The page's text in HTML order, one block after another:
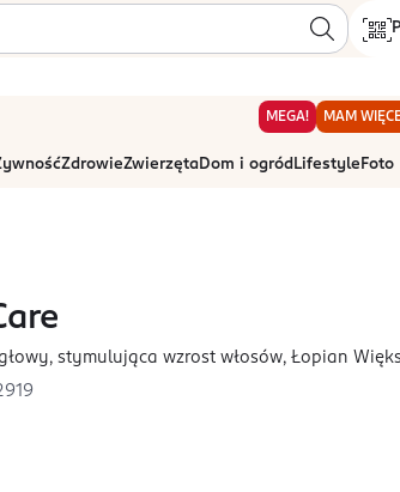
MEGA! MAM
ZdrowieZwierzętaDom i ogród Lifestyle Foto
stymulująca wzrost włosów, Łopian